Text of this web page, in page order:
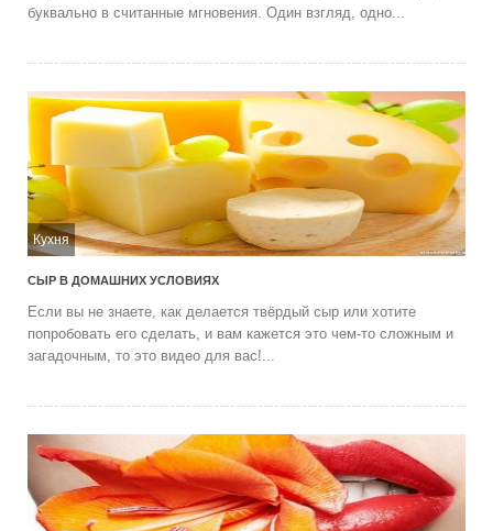
буквально в считанные мгновения. Один взгляд, одно...
Кухня
СЫР В ДОМАШНИХ УСЛОВИЯХ
Если вы не знаете, как делается твёрдый сыр или хотите
попробовать его сделать, и вам кажется это чем-то сложным и
загадочным, то это видео для вас!...